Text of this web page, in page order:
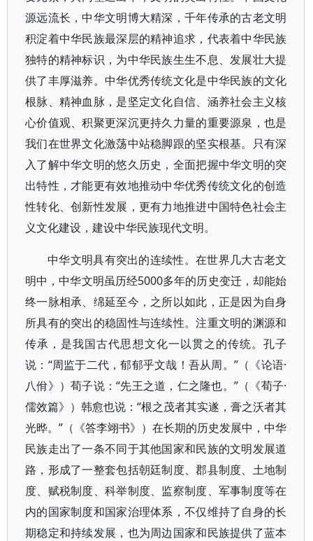
源远流长，中华文明博大精深，千年传承的古老文明
积淀着中华民族最深层的精神追求，代表着中华民族
独特的精神标识，为中华民族生生不息、发展壮大提
供了丰厚滋养。中华优秀传统文化是中华民族的文化
根脉、精神血脉，是坚定文化自信、涵养社会主义核
心价值观、积聚更深沉更持久力量的重要源泉，也是
我们在世界文化激荡中站稳脚跟的坚实根基。只有深
入了解中华文明的悠久历史，全面把握中华文明的突
出特性，才能更有效地推动中华优秀传统文化的创造
性转化、创新性发展，更有力地推进中国特色社会主
义文化建设，建设中华民族现代文明。
中华文明具有突出的连续性。在世界几大古老文
明中，中华文明虽历经5000多年的历史变迁，却能始
终一脉相承、绵延至今，之所以如此，正是因为自身
所具有的突出的稳固性与连续性。注重文明的渊源和
传承，是我国古代思想文化一以贯之的传统。孔子
说：“周监于二代，郁郁乎文哉！吾从周。”（《论语·
八佾》）荀子说：“先王之道，仁之隆也。”（《荀子·
儒效篇》）韩愈也说：“根之茂者其实遂，膏之沃者其
光晔。”（《答李翊书》）在长期的历史发展中，中华
民族走出了一条不同于其他国家和民族的文明发展道
路，形成了一整套包括朝廷制度、郡县制度、土地制
度、赋税制度、科举制度、监察制度、军事制度等在
内的国家制度和国家治理体系，不仅维持了自身的长
期稳定和持续发展，也为周边国家和民族提供了蓝本